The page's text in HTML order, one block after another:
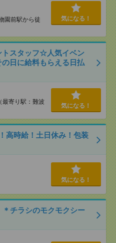
園前駅から徒
気になる！
トスタッフ☆人気イベン
日に給料もらえる日払
最寄り駅：難波
気になる！
高時給！土日休み！包装
気になる！
＊チラシのモクモクシー